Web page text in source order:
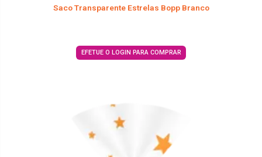
Saco Transparente Estrelas Bopp Branco
EFETUE O LOGIN PARA COMPRAR